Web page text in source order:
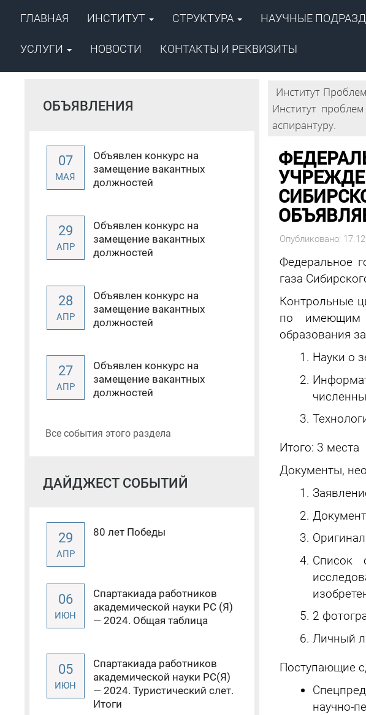
ФГБУН ФИЦ «Якутский научный центр
Институт проблем нефти и газа СО РАН
ГЛАВНАЯ ИНСТИТУТ СТРУКТУРА НАУЧНЫЕ
УСЛУГИ НОВОСТИ КОНТАКТЫ И РЕКВИЗИТЫ
Институт
Институт
аспирантуру.
Опубликовано:
Федеральное
газа
Контрольные
по имеющим
образования
Науки о
Итого: 3 места
Документы,
Список
2
Личный
Поступающие
научно-
ОБЪЯВЛЕНИЯ
07
МАЯ
Объявлен конкурс на
замещение вакантных
должностей
29
АПР
Объявлен конкурс на
замещение вакантных
должностей
28
АПР
Объявлен конкурс на
замещение вакантных
должностей
27
АПР
Объявлен конкурс на
замещение вакантных
должностей
Все события этого раздела
ДАЙДЖЕСТ СОБЫТИЙ
29
АПР
80 лет Победы
06
ИЮН
Спартакиада работников
академической науки РС (Я)
— 2024. Общая таблица
05
ИЮН
Спартакиада работников
академической науки РС(Я)
— 2024. Туристический слет.
Итоги